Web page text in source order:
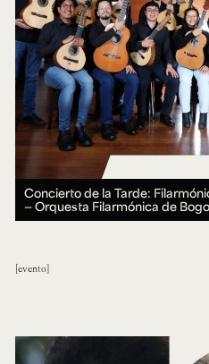
Concierto de la Tarde:
— Orquesta Filarmónica de
evento